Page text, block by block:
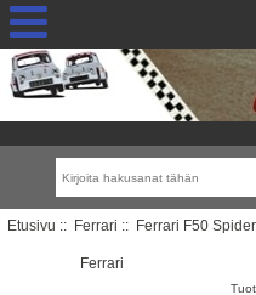
Etusivu :: Ferrari :: Ferrari F50
Ferrari